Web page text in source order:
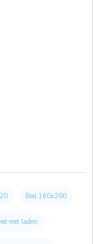
Bed 160x200
met laden